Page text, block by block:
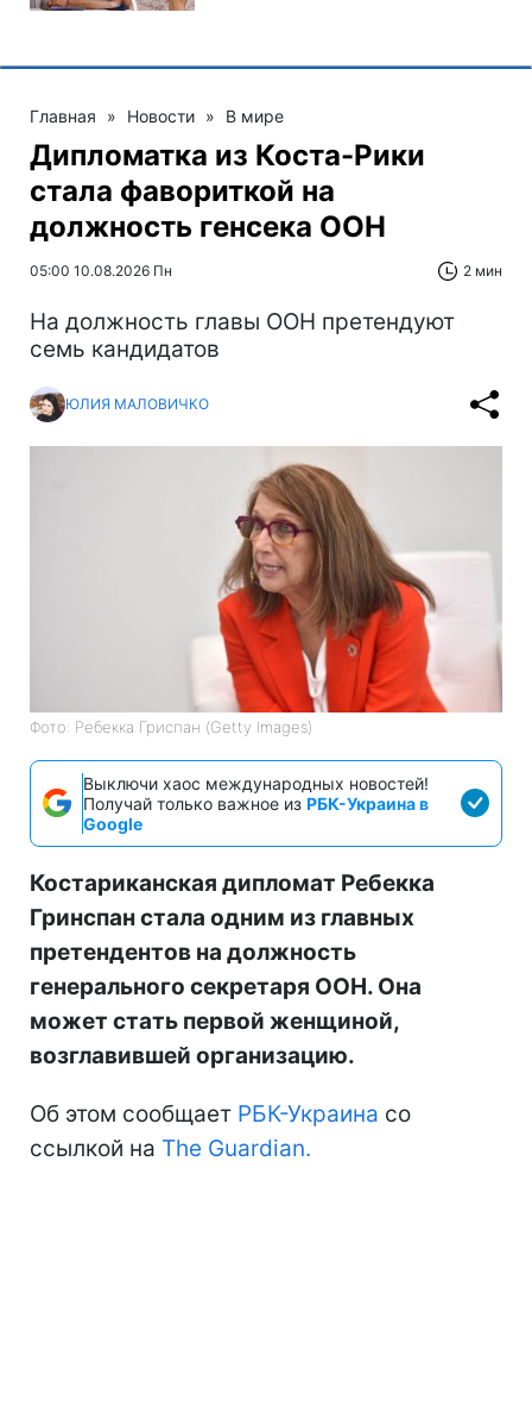
Главная » Новости » В мире
Дипломатка из Коста-Рики
стала фавориткой на
должность генсека ООН
05:00 10.08.2026 Пн 2 мин
На должность главы ООН претендуют
семь кандидатов
ЮЛИЯ МАЛОВИЧКО
Фото: Ребекка Гриспан (Getty Images)
Выключи хаос международных новостей!
Получай только важное из РБК-Украина в
Google
Костариканская дипломат Ребекка
Гринспан стала одним из главных
претендентов на должность
генерального секретаря ООН. Она
может стать первой женщиной,
возглавившей организацию.
Об этом сообщает РБК-Украина со
ссылкой на The Guardian.